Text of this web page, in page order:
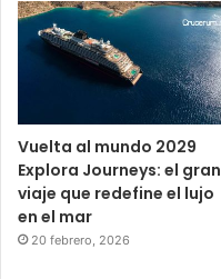
Vuelta al mundo 2029
Explora Journeys: el gran
viaje que redefine el lujo
en el mar
20 febrero, 2026